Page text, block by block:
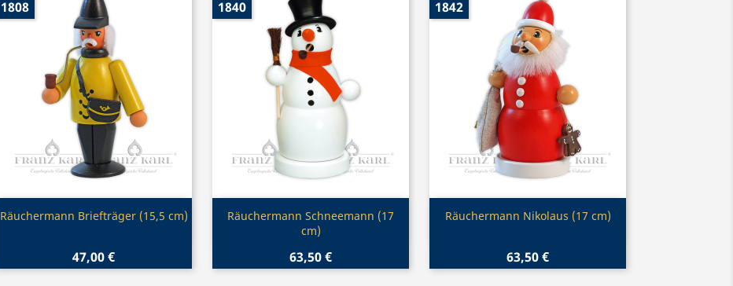
Vorschau
Räuchermann Briefträger (15,5 cm)
47,00 €
1808
Vorschau
Räuchermann Schneemann (17
cm)
63,50 €
1840
Vorschau
Räuchermann Nikolaus (17 cm)
63,50 €
1842